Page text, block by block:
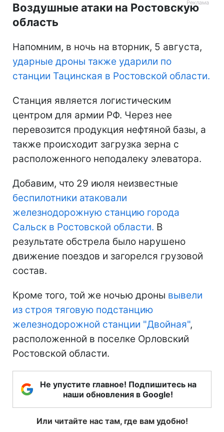
Воздушные атаки на Ростовскую
область
Напомним, в ночь на вторник, 5 августа,
ударные дроны также ударили по
станции Тацинская в Ростовской области.
Станция является логистическим
центром для армии РФ. Через нее
перевозится продукция нефтяной базы, а
также происходит загрузка зерна с
расположенного неподалеку элеватора.
Добавим, что 29 июля неизвестные
беспилотники атаковали
железнодорожную станцию города
Сальск в Ростовской области. В
результате обстрела было нарушено
движение поездов и загорелся грузовой
состав.
Кроме того, той же ночью дроны вывели
из строя тяговую подстанцию
железнодорожной станции "Двойная",
расположенной в поселке Орловский
Ростовской области.
Не упустите главное! Подпишитесь на
наши обновления в Google!
Или читайте нас там, где вам удобно!